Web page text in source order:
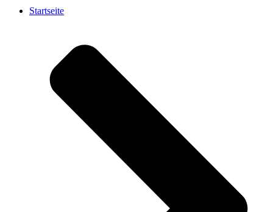
Startseite